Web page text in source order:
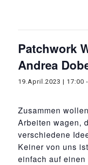
Patchwork
Andrea
19.April.2023 | 17:00 -
Zusammen
Arbeiten wagen,
verschiedene
Keiner von uns
einfach auf